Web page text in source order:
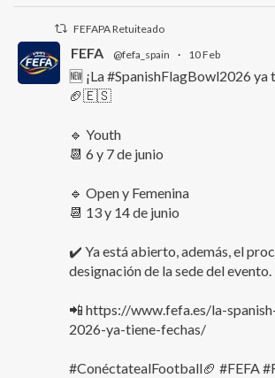
FEFAPA Retuiteado
FEFA @fefa_spain · 10 Feb
🆕 ¡La #SpanishFlagBowl2026 ya
🏈🇪🇸
🔹 Youth
📆 6 y 7 de junio
🔹 Open y Femenina
📆 13 y 14 de junio
✔️ Ya está abierto, además, el
designación de la sede del evento.
📲 https://www.fefa.es/la-
2026-ya-tiene-fechas/
#ConéctatealFootball🏈 #FEFA